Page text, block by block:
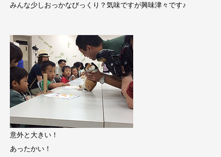
みんな少しおっかなびっくり？気味ですが興味津々です♪
意外と大きい！
あったかい！